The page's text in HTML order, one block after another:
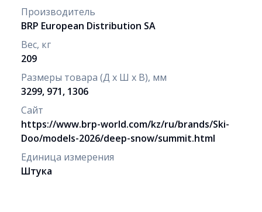
Производитель
BRP European Distribution SA
Вес, кг
209
Размеры товара (Д х Ш х В), мм
3299, 971, 1306
Сайт
https://www.brp-world.com/kz/ru/brands/Ski-
Doo/models-2026/deep-snow/summit.html
Единица измерения
Штука